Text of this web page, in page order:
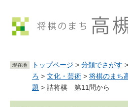
現在地 トップページ > 分類でさがす >
ろ > 文化・芸術 > 将棋のまち
題 > 詰将棋 第11問から